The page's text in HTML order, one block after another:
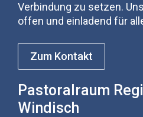
Verbindung zu setzen.
offen und einladend für
Zum Kontakt
Pastoralraum
Windisch